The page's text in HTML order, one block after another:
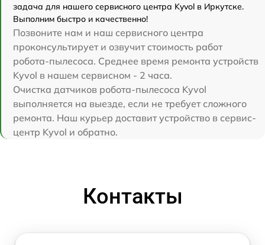
задача для нашего сервисного центра Kyvol в Иркутске.
Выполним быстро и качественно!
Позвоните нам и наш сервисного центра
проконсультирует и озвучит стоимость работ
робота-пылесоса. Среднее время ремонта устройств
Kyvol в нашем сервисном - 2 часа.
Очистка датчиков робота-пылесоса Kyvol
выполняется на выезде, если не требует сложного
ремонта. Наш курьер доставит устройство в сервис-
центр Kyvol и обратно.
Контакты